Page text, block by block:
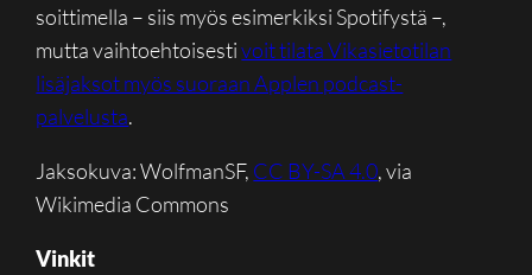
soittimella – siis myös esimerkiksi Spotifystä –,
mutta vaihtoehtoisestivoit tilata Vikasietotilan
lisäjaksot myös suoraan Applen podcast-
palvelusta.
Jaksokuva: WolfmanSF, CC BY-SA 4.0, via
Wikimedia Commons
Vinkit